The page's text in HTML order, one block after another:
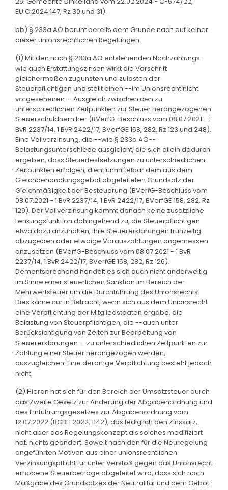
EU:C:2024:147, Rz 30 und 31).
bb) § 233a AO beruht bereits dem Grunde nach auf keiner
dieser unionsrechtlichen Regelungen.
(1) Mit den nach § 233a AO entstehenden Nachzahlungs-
wie auch Erstattungszinsen wirkt die Vorschrift
gleichermaßen zugunsten und zulasten der
Steuerpflichtigen und stellt einen --im Unionsrecht nicht
vorgesehenen-- Ausgleich zwischen den zu
unterschiedlichen Zeitpunkten zur Steuer herangezogenen
Steuerschuldnern her (BVerfG-Beschluss vom 08.07.2021 - 1
BvR 2237/14, 1 BvR 2422/17, BVerfGE 158, 282, Rz 123 und 248).
Eine Vollverzinsung, die --wie § 233a AO--
Belastungsunterschiede ausgleicht, die sich allein dadurch
ergeben, dass Steuerfestsetzungen zu unterschiedlichen
Zeitpunkten erfolgen, dient unmittelbar dem aus dem
Gleichbehandlungsgebot abgeleiteten Grundsatz der
Gleichmäßigkeit der Besteuerung (BVerfG-Beschluss vom
08.07.2021 - 1 BvR 2237/14, 1 BvR 2422/17, BVerfGE 158, 282, Rz
129). Der Vollverzinsung kommt danach keine zusätzliche
Lenkungsfunktion dahingehend zu, die Steuerpflichtigen
etwa dazu anzuhalten, ihre Steuererklärungen frühzeitig
abzugeben oder etwaige Vorauszahlungen angemessen
anzusetzen (BVerfG-Beschluss vom 08.07.2021 - 1 BvR
2237/14, 1 BvR 2422/17, BVerfGE 158, 282, Rz 126).
Dementsprechend handelt es sich auch nicht anderweitig
im Sinne einer steuerlichen Sanktion im Bereich der
Mehrwertsteuer um die Durchführung des Unionsrechts.
Dies käme nur in Betracht, wenn sich aus dem Unionsrecht
eine Verpflichtung der Mitgliedstaaten ergäbe, die
Belastung von Steuerpflichtigen, die --auch unter
Berücksichtigung von Zeiten zur Bearbeitung von
Steuererklärungen-- zu unterschiedlichen Zeitpunkten zur
Zahlung einer Steuer herangezogen werden,
auszugleichen. Eine derartige Verpflichtung besteht jedoch
nicht.
(2) Hieran hat sich für den Bereich der Umsatzsteuer durch
das Zweite Gesetz zur Änderung der Abgabenordnung und
des Einführungsgesetzes zur Abgabenordnung vom
12.07.2022 (BGBl I 2022, 1142), das lediglich den Zinssatz,
nicht aber das Regelungskonzept als solches modifiziert
hat, nichts geändert. Soweit nach den für die Neuregelung
angeführten Motiven aus einer unionsrechtlichen
Verzinsungspflicht für unter Verstoß gegen das Unionsrecht
erhobene Steuerbeträge abgeleitet wird, dass sich nach
Maßgabe des Grundsatzes der Neutralität und dem Gebot